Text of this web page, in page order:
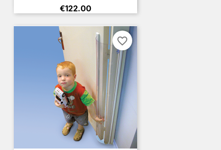
Price
€122.00
favorite_border